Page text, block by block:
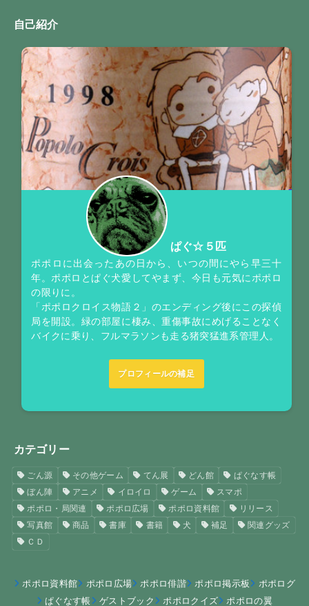
自己紹介
ぱぐ☆５匹
ポポロに出会ったあの日から、いつの間にやら早三十
年。ポポロとぱぐ犬愛してやまず、今日も元気にポポロ
の限りに。
「ポポロクロイス物語２」のエンディング後にこの探偵
局を開設。緑の部屋に棲み、重傷事故にめげることなく
バイクに乗り、フルマラソンも走る猪突猛進系管理人。
プロフィールの補足
カテゴリー
ごん源 その他ゲーム てん展 どん館
ぱぐなす帳
ぼん陣
アニメ イロイロ ゲーム
スマポ
ポポロ・局関連
ポポロ広場 ポポロ資料館
リリース
写真館
商品 書庫 書籍 犬 補足
関連グッズ
ＣＤ
ポポロ資料館 ポポロ広場 ポポロ俳諧 ポポロ掲示板
ポポログ
ぱぐなす帳
ゲストブック ポポロクイズ ポポロの翼